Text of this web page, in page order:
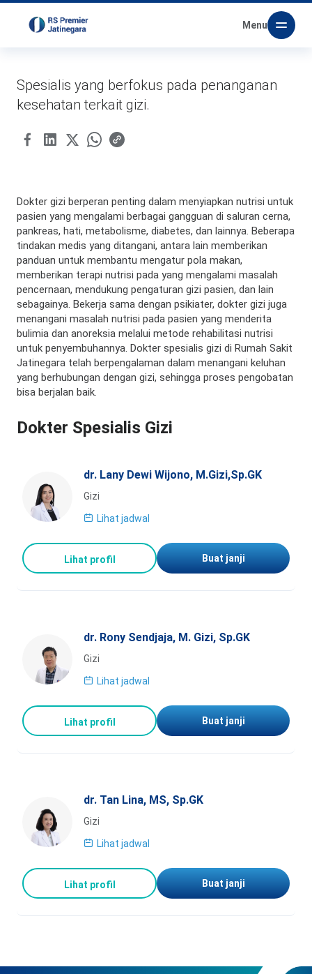
Menu
Spesialis yang berfokus pada penanganan
kesehatan terkait gizi.
Dokter gizi berperan penting dalam menyiapkan nutrisi untuk
pasien yang mengalami berbagai gangguan di saluran cerna,
pankreas, hati, metabolisme, diabetes, dan lainnya. Beberapa
tindakan medis yang ditangani, antara lain memberikan
panduan untuk membantu mengatur pola makan,
memberikan terapi nutrisi pada yang mengalami masalah
pencernaan, mendukung pengaturan gizi pasien, dan lain
sebagainya. Bekerja sama dengan psikiater, dokter gizi juga
menangani masalah nutrisi pada pasien yang menderita
bulimia dan anoreksia melalui metode rehabilitasi nutrisi
untuk penyembuhannya. Dokter spesialis gizi di Rumah Sakit
Jatinegara telah berpengalaman dalam menangani keluhan
yang berhubungan dengan gizi, sehingga proses pengobatan
bisa berjalan baik.
Dokter Spesialis Gizi
dr. Lany Dewi Wijono, M.Gizi,Sp.GK
Gizi
Lihat jadwal
Lihat profil Buat janji
dr. Rony Sendjaja, M. Gizi, Sp.GK
Gizi
Lihat jadwal
Lihat profil Buat janji
dr. Tan Lina, MS, Sp.GK
Gizi
Lihat jadwal
Lihat profil Buat janji